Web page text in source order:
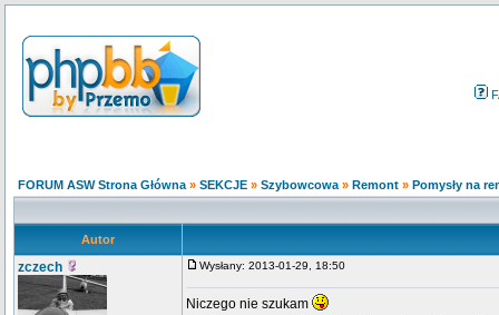
FORUM ASW Strona Główna » SEKCJE » Szybowcowa » Remont » Pomysły na
Autor
zczech Wysłany: 2013-01-29, 18:50
Niczego nie szukam